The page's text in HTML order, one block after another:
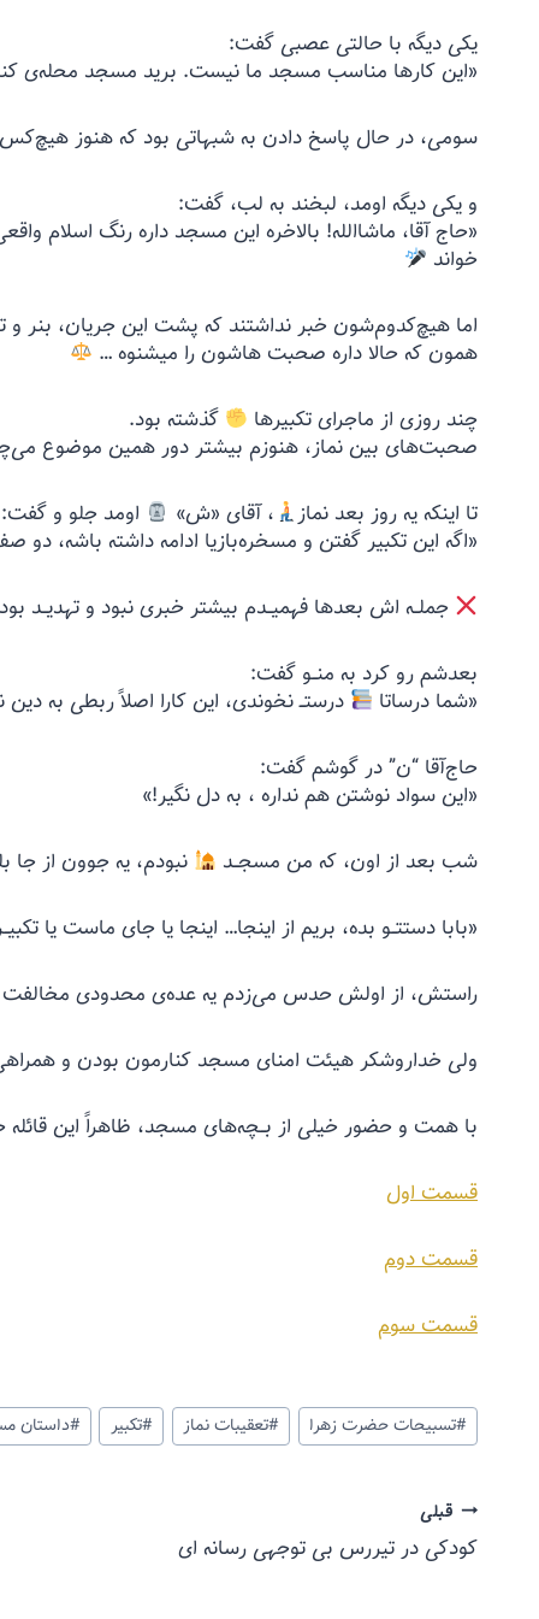
یکی دیگه با حالتی عصبی گفت:
«این کارها مناسب مسجد ما نیست. برید مسجد محله‌ی
سومی، در حال پاسخ دادن به شبهاتی بود که هنوز
و یکی دیگه اومد، لبخند به لب، گفت:
«حاج آقا، ماشاالله! بالاخره این مسجد داره رنگ اسلام
خواند
اما هیچ‌کدوم‌شون خبر نداشتند که پشت این جریان، بنر
همون که حالا داره صحبت هاشون را میشنوه … ‍
چند روزی از ماجرای تکبیرها
گذشته بود.
صحبت‌های بین نماز، هنوزم بیشتر دور همین موضوع
تا اینکه یه روز بعد نماز
، آقای «ش»
اومد جلو و گفت:
«اگه این تکبیر گفتن و مسخره‌بازیا ادامه داشته باشه، دو
جملــه اش بعدها فهمیــدم بیشتر خبری نبود و تهدیــد
بعدشم رو کرد به منــو گفت:
«شما درساتا
درستــ نخوندی، این کارا اصلاً ربطی به دین
حاج‌آقا “ن” در گوشم گفت:
«این سواد نوشتن هم نداره ، به دل نگیر!»
شب بعد از اون، که من مسجــد
نبودم، یه جوون از جا
«بابا دستتــو بده، بریم از اینجا… اینجا یا جای ماست یا
راستش، از اولش حدس می‌زدم یه عده‌ی محدودی
ولی خداروشکر هیئت امنای مسجد کنارمون بودن و
با همت و حضور خیلی از بــچه‌های مسجد، ظاهراً این
قسمت اول
قسمت دوم
قسمت سوم
#تسبیحات حضرت زهرا #تعقیبات نماز #تکبیر #داستان
قبلی
کودکی در تیررس بی توجهی رسانه ای